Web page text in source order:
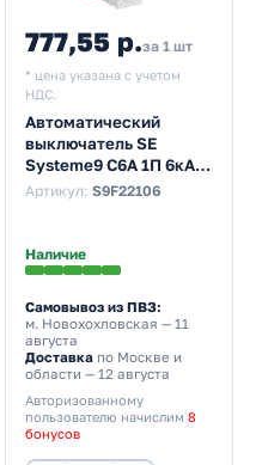
777,55 р.за 1 шт
* цена указана с учетом
НДС.
Автоматический
выключатель SE
Systeme9 С6А 1П 6кА
(автомат
Артикул: S9F22106
Наличие
Самовывоз из ПВЗ:
м. Новохохловская — 11
августа
Доставкапо Москве и
области — 12 августа
Авторизованному
пользователю начислим 8
бонусов